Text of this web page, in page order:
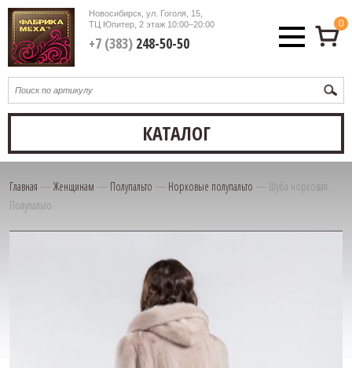
Новосибирск, ул. Гоголя, 15,
ТЦ Юпитер, 2 этаж10:00–20:00
+7 (383)248-50-50
0
КАТАЛОГ
Главная — Женщинам — Полупальто — Норковые полупальто — Шуба норковая.
Полупальто